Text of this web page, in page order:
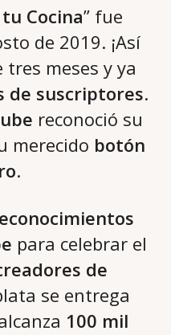
Cocina” fue
de 2019. ¡Así
tres meses y ya
de suscriptores.
reconoció su
merecido botón
.
para celebrar el
de
se entrega
100 mil